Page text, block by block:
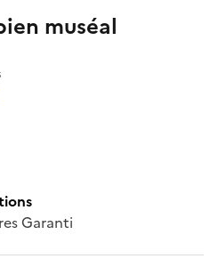
muséal
Garanti